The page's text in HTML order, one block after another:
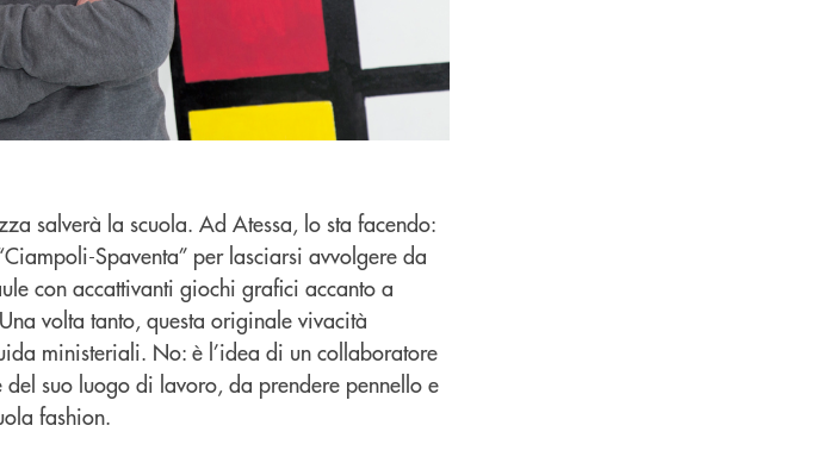
salverà la scuola. Ad Atessa, lo sta facendo:
Spaventa” per lasciarsi avvolgere da
con accattivanti giochi grafici accanto a
volta tanto, questa originale vivacità
ministeriali. No: è l’idea di un collaboratore
suo luogo di lavoro, da prendere pennello e
fashion.